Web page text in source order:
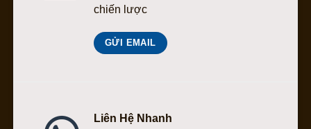
chiến lược
GỬI EMAIL
Liên Hệ Nhanh